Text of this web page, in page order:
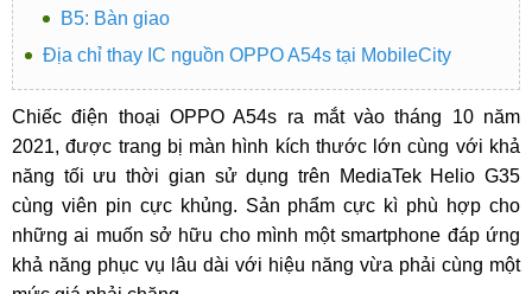
B5: Bàn giao
Địa chỉ thay IC nguồn OPPO A54s tại MobileCity
Chiếc điện thoại OPPO A54s ra mắt vào tháng 10 năm
2021, được trang bị màn hình kích thước lớn cùng với khả
năng tối ưu thời gian sử dụng trên MediaTek Helio G35
cùng viên pin cực khủng. Sản phẩm cực kì phù hợp cho
những ai muốn sở hữu cho mình một smartphone đáp ứng
khả năng phục vụ lâu dài với hiệu năng vừa phải cùng một